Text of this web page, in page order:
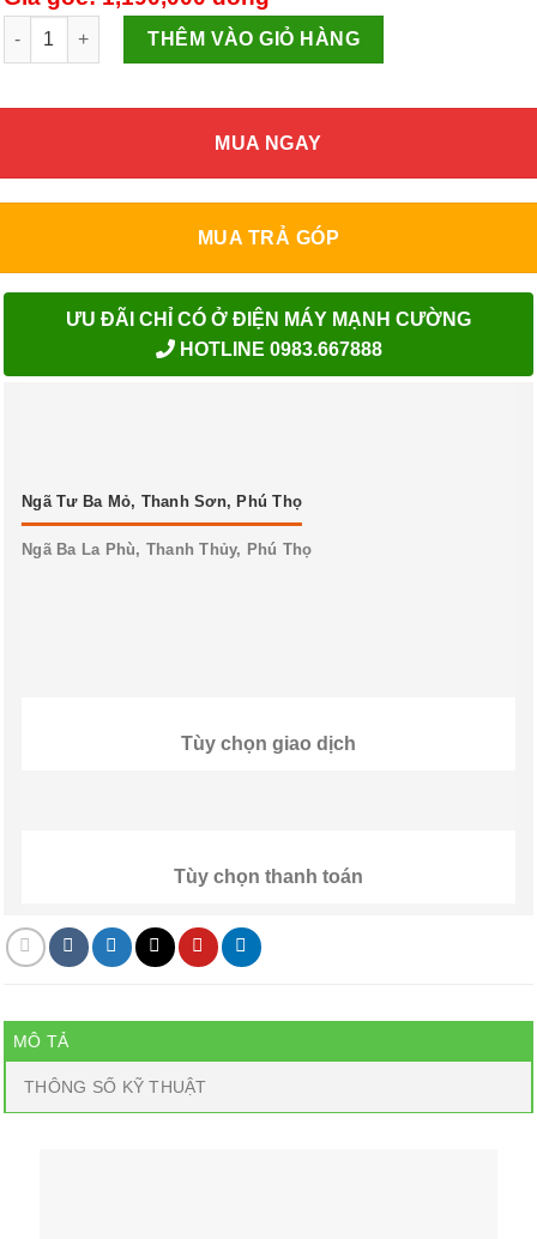
Quạt đứng Toshiba F-LSA20(H)VN số lượng
THÊM VÀO GIỎ HÀNG
MUA NGAY
MUA TRẢ GÓP
ƯU ĐÃI CHỈ CÓ Ở ĐIỆN MÁY MẠNH CƯỜNG
HOTLINE 0983.667888
Ngã Tư Ba Mỏ, Thanh Sơn, Phú Thọ
Ngã Ba La Phù, Thanh Thủy, Phú Thọ
Tùy chọn giao dịch
Tùy chọn thanh toán
MÔ TẢ
THÔNG SỐ KỸ THUẬT